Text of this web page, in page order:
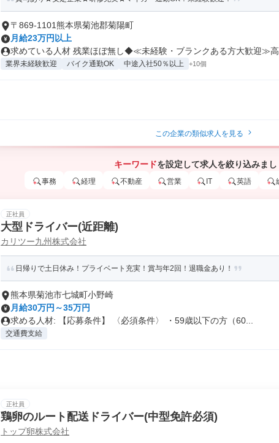
〒869-1101熊本県菊池郡菊陽町
月給23万円以上
求めている人材 残業ほぼ無し◆≪未経験・ブランクある方大歓迎≫
業界未経験歓迎 バイク通勤OK 中途入社50％以上 +10個
この企業の類似求人を見る
キーワードを設定して求人を絞り込みま
事務 経理 不動産 営業 IT 英語
正社員
大型ドライバー(近距離)
カリツー九州株式会社
日帰りで土日休み！プライベート充実！賞与年2回！退職金あり！
熊本県菊池市七城町小野崎
月給30万円～35万円
求める人材: 【応募条件】 〈必須条件〉 ・59歳以下の方（60...
交通費支給
正社員
鶏卵のルート配送ドライバー(中型免許必須)
トップ卵株式会社